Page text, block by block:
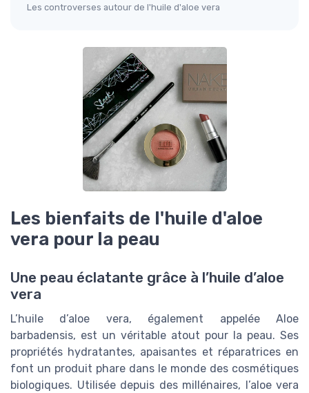
Les controverses autour de l'huile d'aloe vera
Les bienfaits de l'huile d'aloe
vera pour la peau
Une peau éclatante grâce à l’huile d’aloe
vera
L’huile d’aloe vera, également appelée Aloe
barbadensis, est un véritable atout pour la peau. Ses
propriétés hydratantes, apaisantes et réparatrices en
font un produit phare dans le monde des cosmétiques
biologiques. Utilisée depuis des millénaires, l’aloe vera